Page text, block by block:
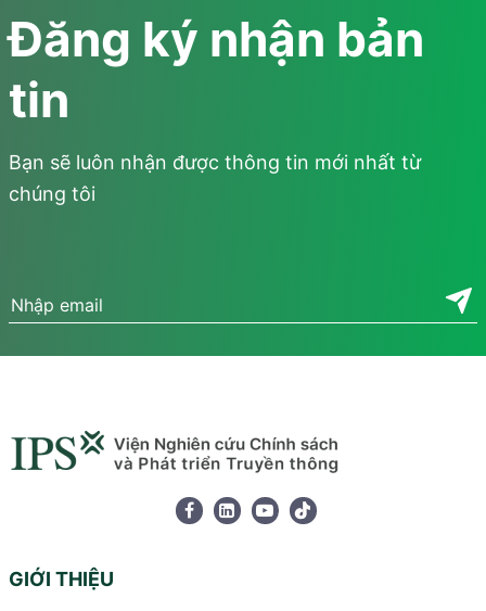
chính sách. Kết quả khảo sát là cơ sở để các bên trao đổi và đề
xuất các định hướng thúc đẩy chuyển đổi số trong lĩnh vực khoa
học xã hội.
Đăng ký nhận bản
tin
Bạn sẽ luôn nhận được thông tin mới nhất từ
chúng tôi
GIỚI THIỆU